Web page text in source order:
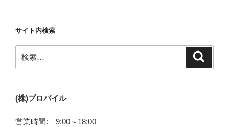
サイト内検索
索:
(株)プロバイル
営業時間: 9:00～18:00